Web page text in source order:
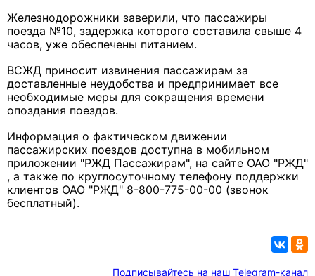
Железнодорожники заверили, что пассажиры
поезда №10, задержка которого составила свыше 4
часов, уже обеспечены питанием.
ВСЖД приносит извинения пассажирам за
доставленные неудобства и предпринимает все
необходимые меры для сокращения времени
опоздания поездов.
Информация о фактическом движении
пассажирских поездов доступна в мобильном
приложении "РЖД Пассажирам", на сайте ОАО "РЖД"
, а также по круглосуточному телефону поддержки
клиентов ОАО "РЖД" 8-800-775-00-00 (звонок
бесплатный).
Подписывайтесь на наш Telegram-канал